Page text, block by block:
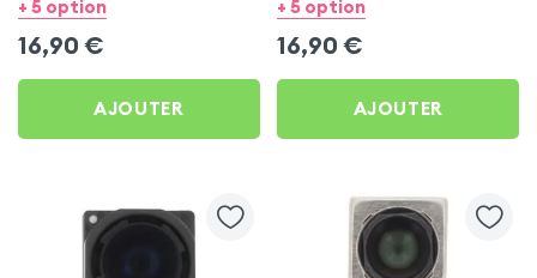
+ 5 option
16,90 €
AJOUTER
+ 5 option
16,90 €
AJOUTER